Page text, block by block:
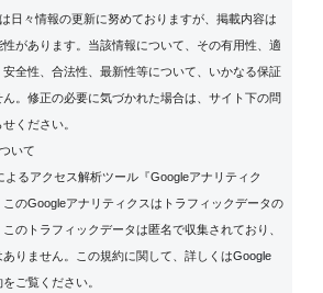
日々情報の更新に努めておりますが、掲載内容は
があります。当該情報について、その有用性、適
全性、合法性、最新性等について、いかなる保証
。修正の必要に気づかれた場合は、サイト下の問
ください。
いて
よるアクセス解析ツール『Googleアナリティク
のGoogleアナリティクスはトラフィックデータの
のトラフィックデータは匿名で収集されており、
りません。この規約に関して、詳しくはGoogle
をご覧ください。